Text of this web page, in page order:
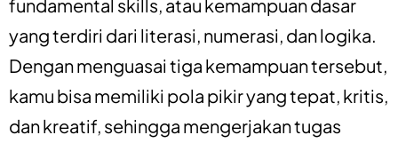
fundamental skills, atau kemampuan dasar
yang terdiri dari literasi, numerasi, dan logika.
Dengan menguasai tiga kemampuan tersebut,
kamu bisa memiliki pola pikir yang tepat, kritis,
dan kreatif, sehingga mengerjakan tugas